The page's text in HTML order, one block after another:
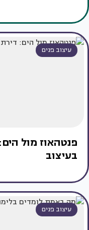
עיצוב פנים
פנטהאוז מול
בעיצוב
עיצוב פנים